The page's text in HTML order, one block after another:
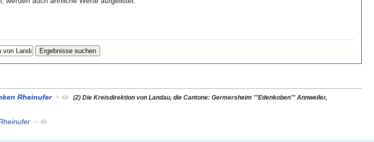
Rheinufer +
(2) Die Kreisdirektion von Landau, die Cantone: Germersheim '''Edenkoben''' Annweiler,
+